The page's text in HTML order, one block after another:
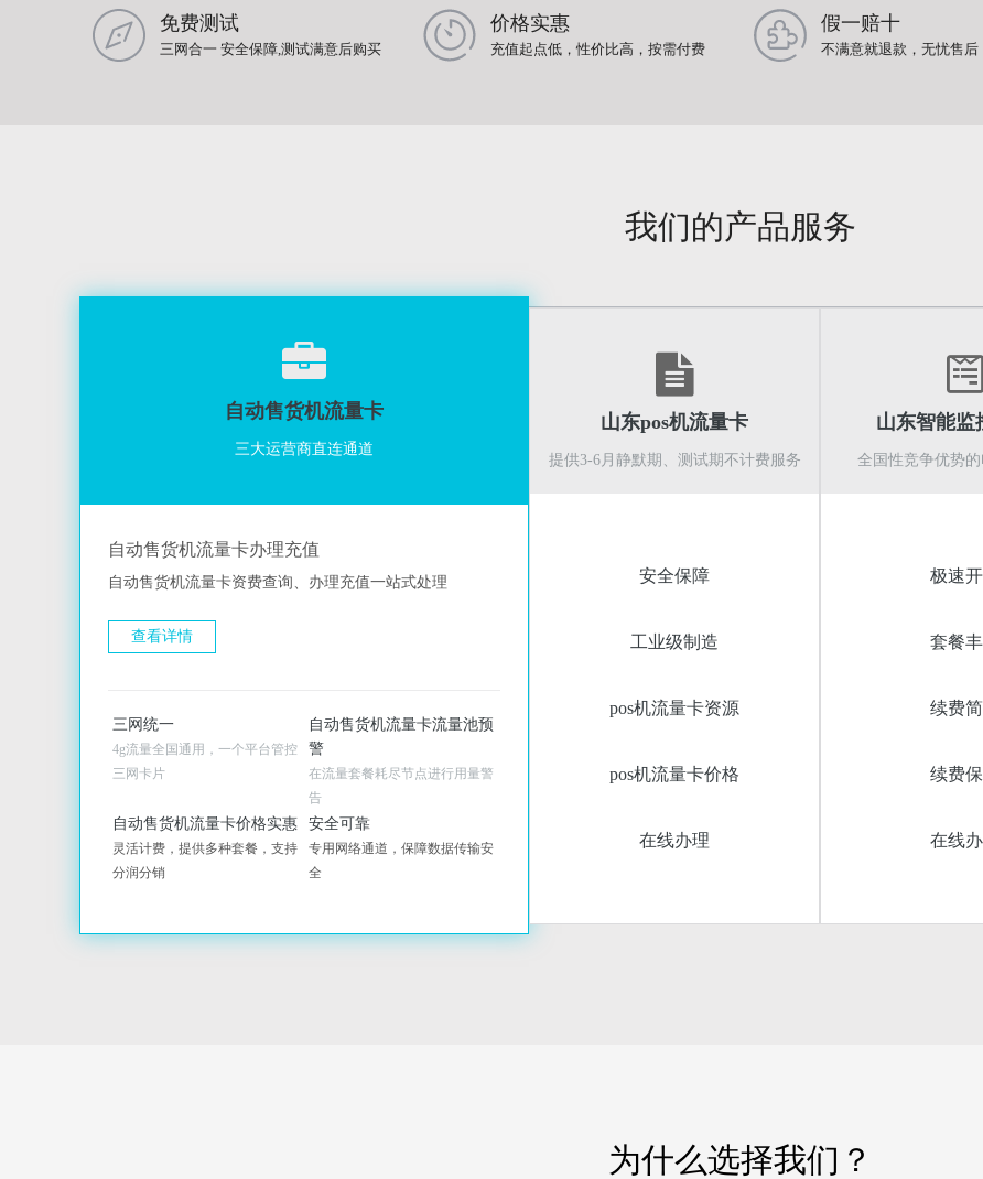
免费测试
三网合一 安全保障,测试满意后购买
价格实惠
充值起点低，性价比高，按需付费
假一赔十
不满意就退款，无忧售后
我们的产品服务
自动售货机流量卡
三大运营商直连通道
自动售货机流量卡办理充值
自动售货机流量卡资费查询、办理充值一站式处理
查看详情
三网统一
4g流量全国通用，一个平台管控
三网卡片
自动售货机流量卡流量池预
警
在流量套餐耗尽节点进行用量警
告
自动售货机流量卡价格实惠
灵活计费，提供多种套餐，支持
分润分销
安全可靠
专用网络通道，保障数据传输安
全
山东pos机流量卡
提供3-6月静默期、测试期不计费服务
安全保障
工业级制造
pos机流量卡资源
pos机流量卡价格
在线办理
山东智能监
全国性竞争优势
极速
套餐
续费
续费
在线
为什么选择我们？